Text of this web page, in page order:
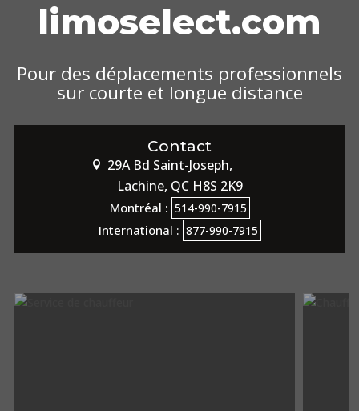
limoselect.com
Pour des déplacements professionnels
sur courte et longue distance
Contact

29A Bd Saint-Joseph,
Lachine, QC H8S 2K9
Montréal : 514-990-7915
International : 877-990-7915